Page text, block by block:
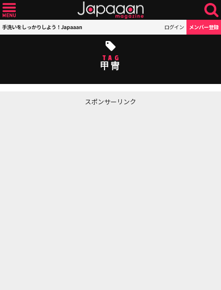
手洗いをしっかりしよう！Japaaan ログイン メンバー登録
TAG
甲冑
スポンサーリンク